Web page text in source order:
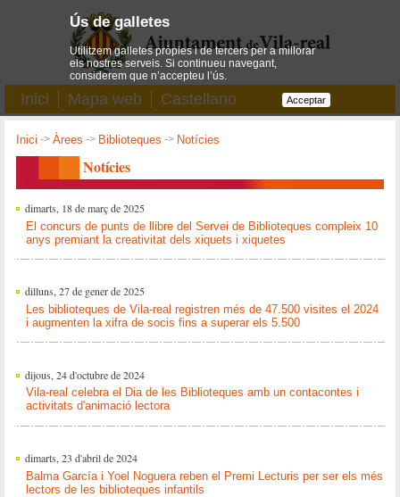
Inici Mapa web Castellano
Inici ->Àrees -> Biblioteques -> Notícies
Notícies
dimarts, 18 de març de 2025
El concurs de punts de llibre del Servei de Biblioteques compleix 10
anys premiant la creativitat dels xiquets i xiquetes
dilluns, 27 de gener de 2025
Les biblioteques de Vila-real registren més de 47.500 visites el 2024
i augmenten la xifra de socis fins a superar els 5.500
dijous, 24 d'octubre de 2024
Vila-real celebra el Dia de les Biblioteques amb un contacontes i
activitats d'animació lectora
dimarts, 23 d'abril de 2024
Balma García i Yoel Noguera reben el Premi Lecturis per ser els més
lectors de les biblioteques infantils
Ús de galletes
Utilitzem galletes pròpies i de tercers per a millorar
els nostres serveis. Si continueu navegant,
considerem que n’accepteu l’ús.
Acceptar